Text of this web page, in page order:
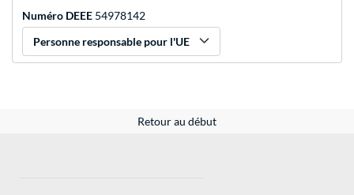
Numéro DEEE 54978142
Personne responsable pour l'UE
Retour au début